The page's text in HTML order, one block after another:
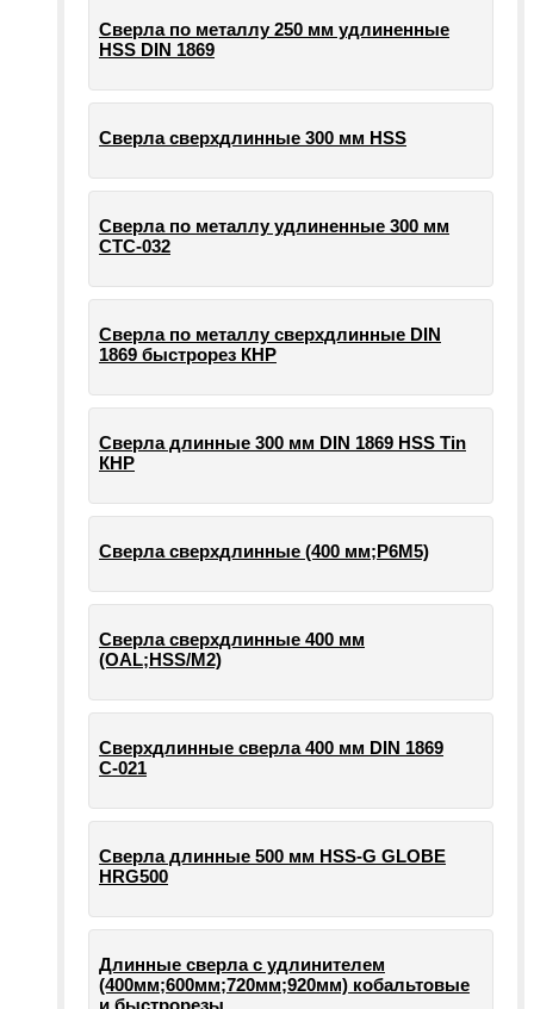
Сверла по металлу 250 мм удлиненные
HSS DIN 1869
Сверла сверхдлинные 300 мм HSS
Сверла по металлу удлиненные 300 мм
СТС-032
Сверла по металлу сверхдлинные DIN
1869 быстрорез КНР
Сверла длинные 300 мм DIN 1869 HSS Tin
КНР
Сверла сверхдлинные (400 мм;Р6М5)
Сверла сверхдлинные 400 мм
(OAL;HSS/M2)
Сверхдлинные сверла 400 мм DIN 1869
С-021
Сверла длинные 500 мм HSS-G GLOBE
HRG500
Длинные сверла с удлинителем
(400мм;600мм;720мм;920мм) кобальтовые
и быстрорезы